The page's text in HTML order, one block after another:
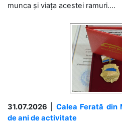
munca și viața acestei ramuri....
31.07.2026
Calea Ferată din
de ani de activitate